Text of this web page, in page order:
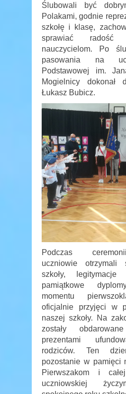
Ślubowali być
Polakami, godnie
szkołę i klasę,
sprawiać
nauczycielom. Po
pasowania na
Podstawowej im.
Mogielnicy dokonał
Łukasz Bubicz.
Podczas
uczniowie
szkoły,
pamiątkowe
momentu
oficjalnie przyjęci w
naszej szkoły. Na
zostały
prezentami
rodziców. Ten
pozostanie w pamięci
Pierwszakom i
uczniowskiej